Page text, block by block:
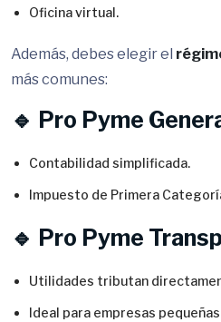
Oficina virtual.
Además, debes elegir el
más comunes:
🔹 Pro Pyme
Contabilidad simplificada.
Impuesto de Primera
🔹 Pro Pyme
Utilidades tributan
Ideal para empresas